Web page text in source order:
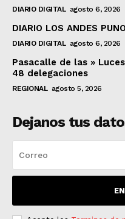
DIARIO DIGITAL agosto 6, 2026
DIARIO LOS ANDES
DIARIO DIGITAL agosto 6, 2026
Pasacalle de las »
48 delegaciones
REGIONAL agosto 5, 2026
Dejanos tus